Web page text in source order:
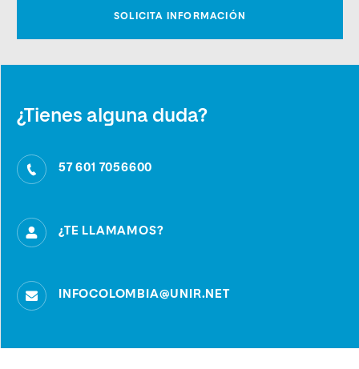
¿Tienes alguna duda?
57 601 7056600
¿TE LLAMAMOS?
INFOCOLOMBIA@UNIR.NET